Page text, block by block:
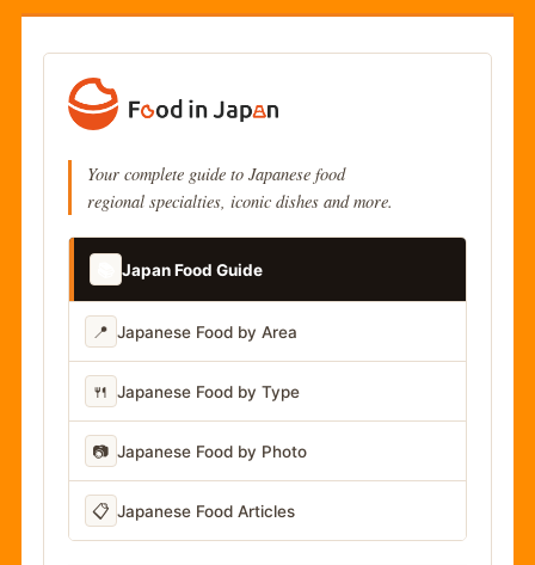
Your complete guide to Japanese food
regional specialties, iconic dishes and more.
Japan Food Guide
📍 Japanese Food by Area
🍴 Japanese Food by Type
📷 Japanese Food by Photo
📋 Japanese Food Articles